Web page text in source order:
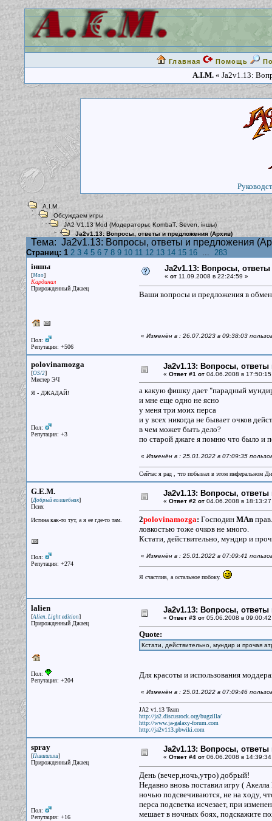
Главная Помощь
A.I.M.« Ja2v1.13:
A.I.M.
Обсуждаем игры
JA2 V1.13 Mod (Модераторы: KombaT,Seven iншы)
Ja2v1.13: Вопросы, ответы и предложения (Архив)
Тема: Ja2v1.13: Вопросы, ответы и предложения
Страниц: 1 2 3 4 5 6 7 8 9 10 11 12 13 14 15 16... 283
iншы
[Мао]
Кардинал
Прирожденный Джаец
Пол:
Репутация: +506
Ja2v1.13: Вопросы,
« от11.09.2008 в 22:24:59 »
Ваши вопросы и предложения в
« Изменён в : 26.07.2023 в 09:38:03
polovinamozga
[OS/2]
Мистер ЭЧ
Я - ДЖАДАЙ!
Пол:
Репутация: +3
Ja2v1.13: Вопросы,
« Ответ #1 от04.06.2008 в 17:50:15
а какую фишку дает "парадный
и мне еще одно не ясно
у меня три моих перса
и у всех никогда не бывает очков
в чем может быть дело?
по старой джаге я помню что было и
« Изменён в : 25.01.2022 в 07:09:35
Сейчас я рад , что побывал в этом инферальном
G.E.M.
[Добрый волшебник]
Псих
Истина как-то тут, а я ее где-то там.
Пол:
Репутация: +274
Ja2v1.13: Вопросы,
« Ответ #2 от04.06.2008 в 18:13:27
2polovinamozga: Господин MAn
ловкостью тоже очков не много.
Кстати, действительно, мундир и
« Изменён в : 25.01.2022 в 07:09:41
Я счастлив, а остальное побоку.
lalien
[Alien. Light edition]
Прирожденный Джаец
Пол:
Репутация: +204
Ja2v1.13: Вопросы,
« Ответ #3 от05.06.2008 в 09:00:42
Quote:
Кстати, действительно, мундир и прочая
Для красоты и использования
« Изменён в : 25.01.2022 в 07:09:46
JA2 v1.13 Team
http://ja2.discusrock.org/bugzilla/
http://www.ja-galaxy-forum.com
http://ja2v113.pbwiki.com
spray
[Пшшшшш]
Прирожденный Джаец
Пол:
Репутация: +16
Ja2v1.13: Вопросы,
« Ответ #4 от06.06.2008 в 14:39:34
День (вечер,ночь,утро) добрый!
Недавно вновь поставил игру (
ночью подсвечиваются, не на ходу,
перса подсветка исчезает, при
мешает в ночных боях, подскажите